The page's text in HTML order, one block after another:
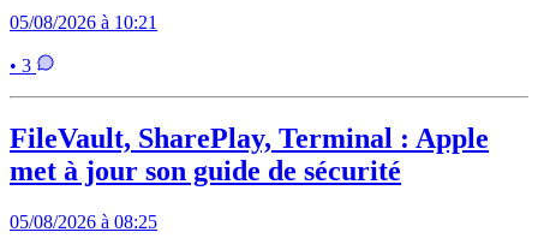
05/08/2026 à 10:21
• 3
FileVault, SharePlay, Terminal : Apple
met à jour son guide de sécurité
05/08/2026 à 08:25